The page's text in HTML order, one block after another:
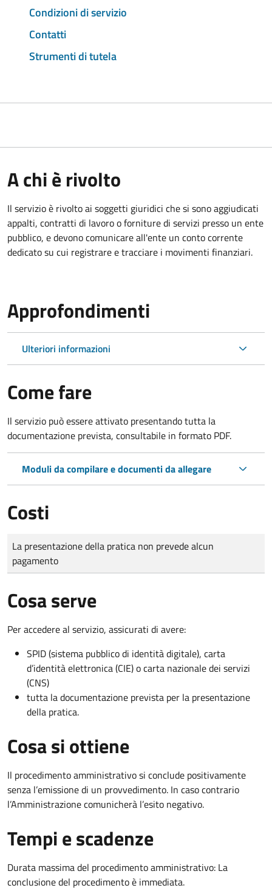
Condizioni di servizio
Contatti
Strumenti di tutela
A chi è rivolto
Il servizio è rivolto ai soggetti giuridici che si sono aggiudicati
appalti, contratti di lavoro o forniture di servizi presso un ente
pubblico, e devono comunicare all'ente un conto corrente
dedicato su cui registrare e tracciare i movimenti finanziari.
Approfondimenti
Ulteriori informazioni
Come fare
Il servizio può essere attivato presentando tutta la
documentazione prevista, consultabile in formato PDF.
Moduli da compilare e documenti da allegare
Costi
Tipo di pagamento
Importo
La presentazione della pratica non prevede alcun
pagamento
Cosa serve
Per accedere al servizio, assicurati di avere:
SPID (sistema pubblico di identità digitale), carta
d’identità elettronica (CIE) o carta nazionale dei servizi
(CNS)
tutta la documentazione prevista per la presentazione
della pratica.
Cosa si ottiene
Il procedimento amministrativo si conclude positivamente
senza l’emissione di un provvedimento. In caso contrario
l’Amministrazione comunicherà l’esito negativo.
Tempi e scadenze
Durata massima del procedimento amministrativo: La
conclusione del procedimento è immediata.